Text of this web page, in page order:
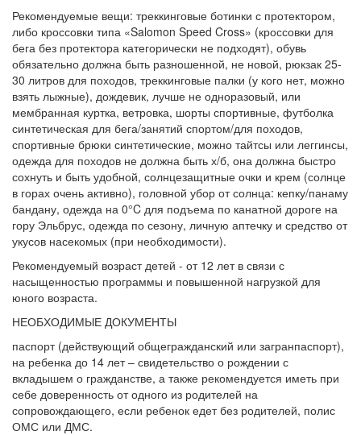
Рекомендуемые вещи: треккинговые ботинки с протектором,
либо кроссовки типа «Salomon Speed Cross» (кроссовки для
бега без протектора категорически не подходят), обувь
обязательно должна быть разношенной, не новой, рюкзак 25-
30 литров для походов, треккинговые палки (у кого нет, можно
взять лыжные), дождевик, лучше не одноразовый, или
мембранная куртка, ветровка, шорты спортивные, футболка
синтетическая для бега/занятий спортом/для походов,
спортивные брюки синтетические, можно тайтсы или леггинсы,
одежда для походов не должна быть х/б, она должна быстро
сохнуть и быть удобной, солнцезащитные очки и крем (солнце
в горах очень активно), головной убор от солнца: кепку/панаму
бандану, одежда на 0°C для подъема по канатной дороге на
гору Эльбрус, одежда по сезону, личную аптечку и средство от
укусов насекомых (при необходимости).
Рекомендуемый возраст детей - от 12 лет в связи с
насыщенностью программы и повышенной нагрузкой для
юного возраста.
НЕОБХОДИМЫЕ ДОКУМЕНТЫ
паспорт (действующий общегражданский или загранпаспорт),
на ребенка до 14 лет – свидетельство о рождении с
вкладышем о гражданстве, а также рекомендуется иметь при
себе доверенность от одного из родителей на
сопровождающего, если ребенок едет без родителей, полис
ОМС или ДМС.